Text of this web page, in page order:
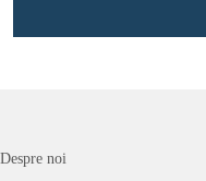
Despre noi